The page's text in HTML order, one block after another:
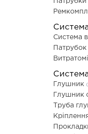
Система
Патрубок
Глушник
Глушник
Труба